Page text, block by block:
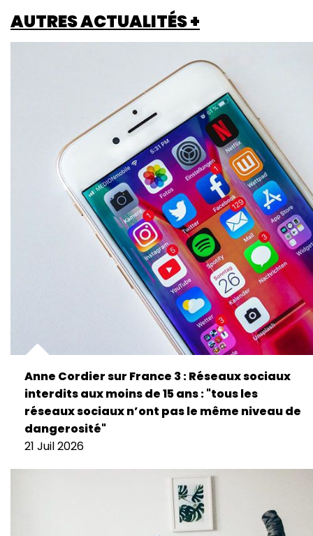
AUTRES ACTUALITÉS +
Anne Cordier sur France 3 : Réseaux sociaux
interdits aux moins de 15 ans : "tous les
réseaux sociaux n’ont pas le même niveau de
dangerosité"
21 Juil 2026